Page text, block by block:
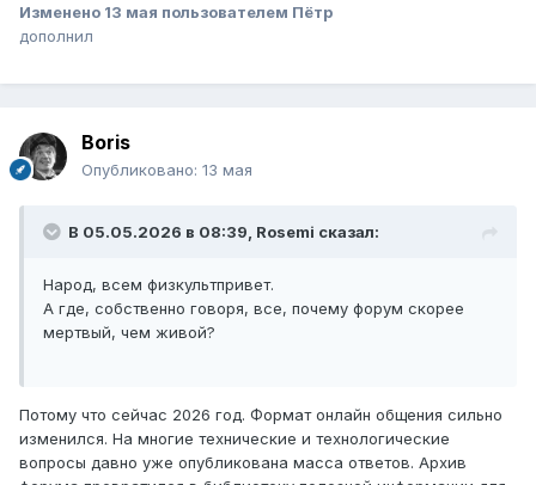
Изменено 13 мая пользователем Пётр
дополнил
Boris
Опубликовано: 13 мая
В 05.05.2026 в 08:39, Rosemi сказал:
Народ, всем физкультпривет.
А где, собственно говоря, все, почему форум скорее
мертвый, чем живой?
Потому что сейчас 2026 год. Формат онлайн общения сильно
изменился. На многие технические и технологические
вопросы давно уже опубликована масса ответов. Архив